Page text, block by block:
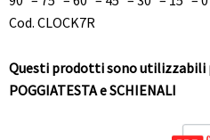
Cod. CLOCK7R
Questi prodotti sono utilizzabili
POGGIATESTA e SCHIENALI